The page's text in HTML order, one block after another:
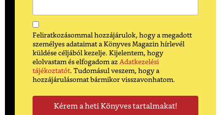
Feliratkozásommal hozzájárulok, hogy a megadott
személyes adataimat a Könyves Magazin hírlevél
küldése céljából kezelje. Kijelentem, hogy
elolvastam és elfogadom az Adatkezelési
tájékoztatót. Tudomásul veszem, hogy a
hozzájárulásomat bármikor visszavonhatom.